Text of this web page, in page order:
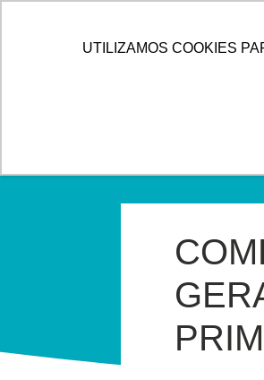
UTILIZAMOS COOKIES
HOME